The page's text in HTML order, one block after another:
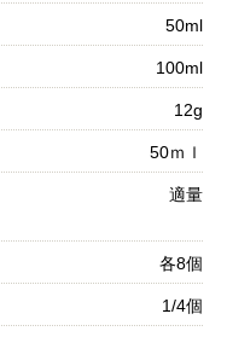
50ml
100ml
12g
50ｍｌ
適量
各8個
1/4個